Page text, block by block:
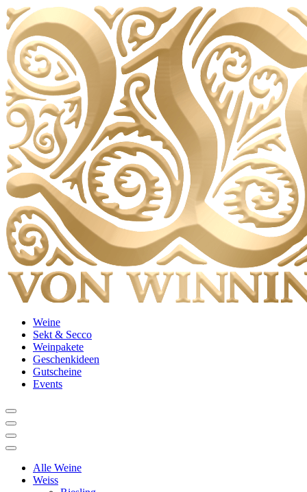
Weine
Sekt & Secco
Weinpakete
Geschenkideen
Gutscheine
Events
Alle Weine
Weiss